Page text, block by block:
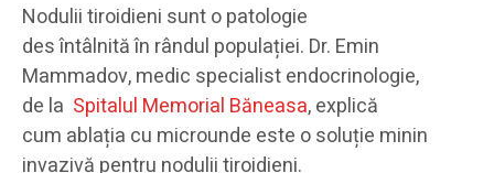
Nodulii tiroidieni sunt o patologie
des întâlnită în rândul populației. Dr. Emin
Mammadov, medic specialist endocrinologie,
de la Spitalul Memorial Băneasa, explică
cum ablația cu microunde este o soluție minin
invazivă pentru nodulii tiroidieni.